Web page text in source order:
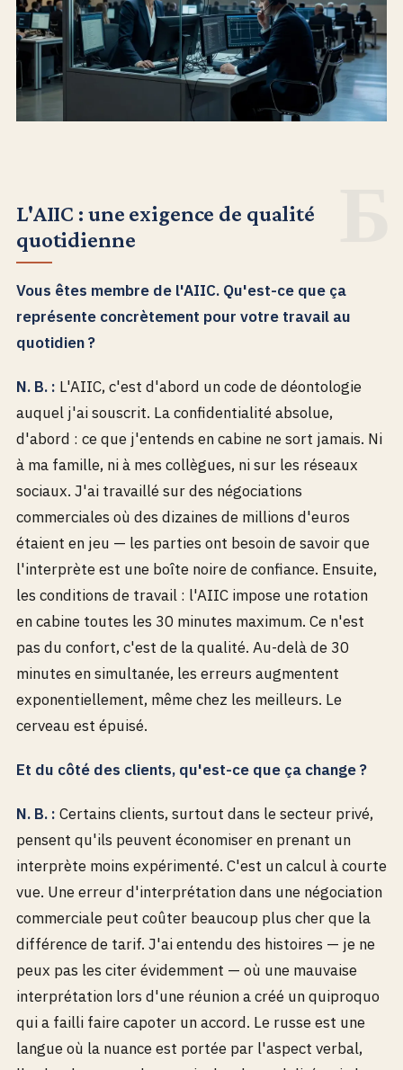
L'AIIC : une exigence de qualité
quotidienne
Vous êtes membre de l'AIIC. Qu'est-ce que ça
représente concrètement pour votre travail au
quotidien ?
N. B. : L'AIIC, c'est d'abord un code de déontologie
auquel j'ai souscrit. La confidentialité absolue,
d'abord : ce que j'entends en cabine ne sort jamais. Ni
à ma famille, ni à mes collègues, ni sur les réseaux
sociaux. J'ai travaillé sur des négociations
commerciales où des dizaines de millions d'euros
étaient en jeu — les parties ont besoin de savoir que
l'interprète est une boîte noire de confiance. Ensuite,
les conditions de travail : l'AIIC impose une rotation
en cabine toutes les 30 minutes maximum. Ce n'est
pas du confort, c'est de la qualité. Au-delà de 30
minutes en simultanée, les erreurs augmentent
exponentiellement, même chez les meilleurs. Le
cerveau est épuisé.
Et du côté des clients, qu'est-ce que ça change ?
N. B. : Certains clients, surtout dans le secteur privé,
pensent qu'ils peuvent économiser en prenant un
interprète moins expérimenté. C'est un calcul à courte
vue. Une erreur d'interprétation dans une négociation
commerciale peut coûter beaucoup plus cher que la
différence de tarif. J'ai entendu des histoires — je ne
peux pas les citer évidemment — où une mauvaise
interprétation lors d'une réunion a créé un quiproquo
qui a failli faire capoter un accord. Le russe est une
langue où la nuance est portée par l'aspect verbal,